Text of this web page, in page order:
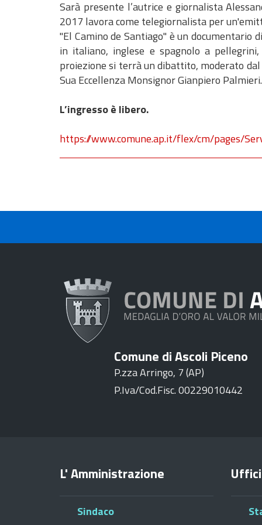
Sarà presente l’autrice e giornalista
2017 lavora come telegiornalista per
"El Camino de Santiago" è un
in italiano, inglese e spagnolo a
proiezione si terrà un dibattito, moderato
Sua Eccellenza Monsignor Gianpiero Palmieri.
L’ingresso è libero.
https://www.comune.ap.it/flex/cm/pages/
Comune di Ascoli Piceno
P.zza Arringo, 7 (AP)
P.Iva/Cod.Fisc. 00229010442
L' Amministrazione
Sindaco